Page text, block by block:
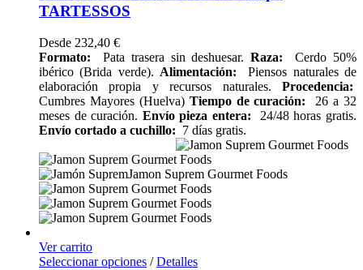
TARTESSOS
Desde 232,40 €
Formato: Pata trasera sin deshuesar. Raza: Cerdo 50%
ibérico (Brida verde). Alimentación: Piensos naturales de
elaboración propia y recursos naturales. Procedencia:
Cumbres Mayores (Huelva) Tiempo de curación: 26 a 32
meses de curación. Envío pieza entera: 24/48 horas gratis.
Envío cortado a cuchillo: 7 días gratis.
Ver carrito
Seleccionar opciones / Detalles